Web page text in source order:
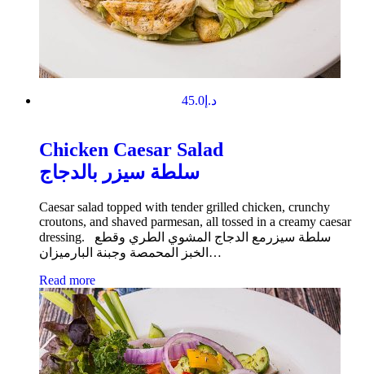
د.إ45.0
Chicken Caesar Salad
سلطة سيزر بالدجاج
Caesar salad topped with tender grilled chicken, crunchy
croutons, and shaved parmesan, all tossed in a creamy caesar
dressing. سلطة سيزرمع الدجاج المشوي الطري وقطع
الخبز المحمصة وجبنة البارميزان…
Read more